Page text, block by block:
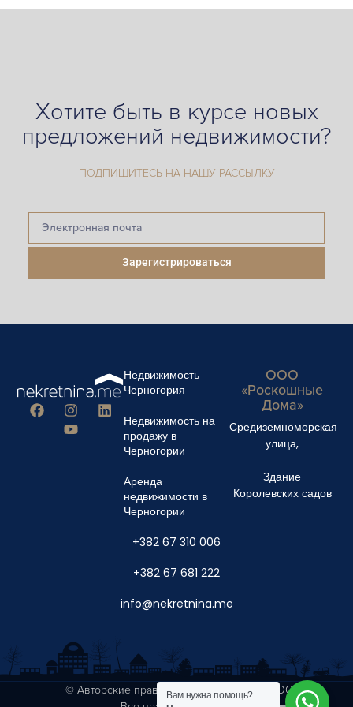
Хотите быть в курсе новых
предложений недвижимости?
ПОДПИШИТЕСЬ НА НАШУ РАССЫЛКУ
Зарегистрироваться
Недвижимость
Черногория
Недвижимость на
продажу в
Черногории
Аренда
недвижимости в
Черногории
+382 67 310 006
+382 67 681 222
info@nekretnina.me
ООО
«Роскошные
Дома»
Средиземноморская
улица,
Здание
Королевских садов
© Авторские права 2024 Luxury Homes DOO
Вам нужна помощь?